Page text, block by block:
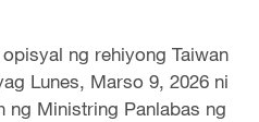
ng rehiyong Taiwan
Lunes, Marso 9, 2026 ni
ng Ministring Panlabas ng